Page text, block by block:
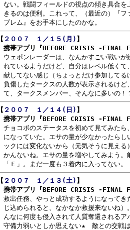
ない。戦闘フィールドの視点の傾き具合を
きるのは便利。これって、（最近の）『フ
【 ２００７　１／１５(月) 】
携帯アプリ『BEFORE CRISIS -FINAL
ウェポンレーダーは、なんかすごい戦いが
れているようだけど、自分はレベル低くて
献してない感じ（ちょっとだけ参加してる
負傷したタークスの人数が表示されるけど
【 ２００７　１／１４(日) 】
携帯アプリ『BEFORE CRISIS -FINAL
チョコボのステータスを初めて見てみたら
になっていた。エサの量が少なかったらし
ックには変化ないから（元気そうに見える
かんないね。エサの量を増やしてみよう。
【 ２００７　１／１３(土) 】
携帯アプリ『BEFORE CRISIS -FINAL
救出任務、やっと成功するようになってき
じ込められると、なかなか救援来ないね）
んなに何度も侵入されて人質奪還されるア
守備力弱いとしか思えない★　敵との交戦